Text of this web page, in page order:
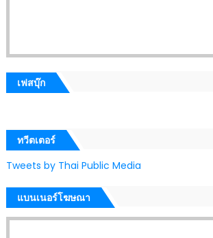
เฟสบุ๊ก
ทวีตเตอร์
Tweets by Thai Public Media
แบนเนอร์โฆษณา